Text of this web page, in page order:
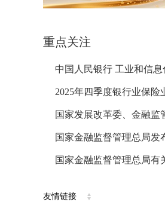
重点关注
友情链接